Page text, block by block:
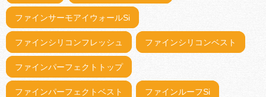
ファインサーモアイウォールSi
ファインシリコンフレッシュ ファインシリコンベスト
ファインパーフェクトトップ
ファインパーフェクトベスト ファインルーフSi